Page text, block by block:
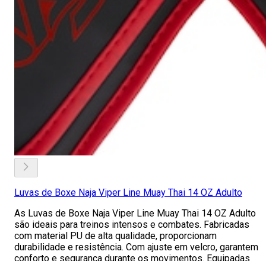
Luvas de Boxe Naja Viper Line Muay Thai 14 OZ Adulto
As Luvas de Boxe Naja Viper Line Muay Thai 14 OZ Adulto
são ideais para treinos intensos e combates. Fabricadas
com material PU de alta qualidade, proporcionam
durabilidade e resistência. Com ajuste em velcro, garantem
conforto e segurança durante os movimentos. Equipadas